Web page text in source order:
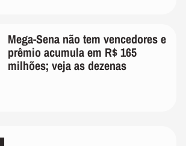
Mega-Sena não tem vencedores e
prêmio acumula em R$ 165
milhões; veja as dezenas